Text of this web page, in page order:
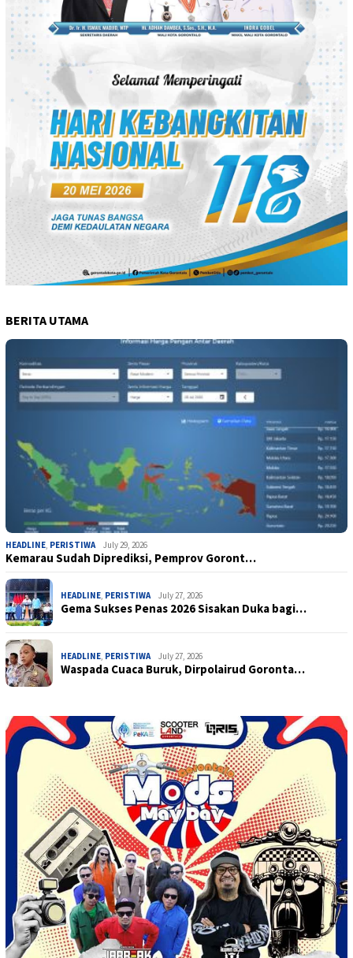
BERITA UTAMA
HEADLINE PERISTIWA July 29, 2026
Kemarau Sudah Diprediksi, Pemprov Goront…
HEADLINE PERISTIWA July 27, 2026
Gema Sukses Penas 2026 Sisakan Duka bagi…
HEADLINE PERISTIWA July 27, 2026
Waspada Cuaca Buruk, Dirpolairud Goronta…